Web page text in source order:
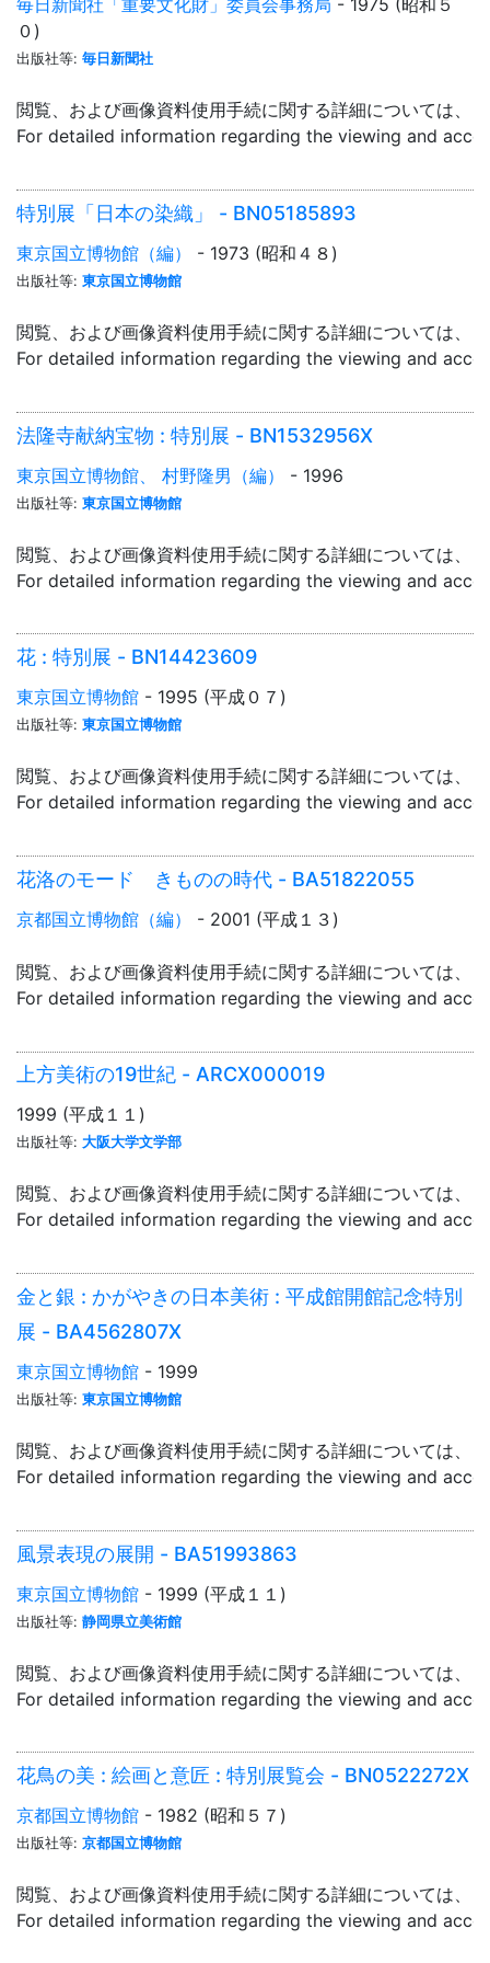
毎日新聞社「重要文化財」委員会事務局 - 1975 (昭和５
０)
出版社等: 毎日新聞社
閲覧、および画像資料使用手続に関する詳細については、「
For detailed information regarding the viewing and
特別展「日本の染織」 - BN05185893
東京国立博物館（編） - 1973 (昭和４８)
出版社等: 東京国立博物館
閲覧、および画像資料使用手続に関する詳細については、「
For detailed information regarding the viewing and
法隆寺献納宝物 : 特別展 - BN1532956X
東京国立博物館、 村野隆男（編） - 1996
出版社等: 東京国立博物館
閲覧、および画像資料使用手続に関する詳細については、「
For detailed information regarding the viewing and
花 : 特別展 - BN14423609
東京国立博物館 - 1995 (平成０７)
出版社等: 東京国立博物館
閲覧、および画像資料使用手続に関する詳細については、「
For detailed information regarding the viewing and
花洛のモード きものの時代 - BA51822055
京都国立博物館（編） - 2001 (平成１３)
閲覧、および画像資料使用手続に関する詳細については、「
For detailed information regarding the viewing and
上方美術の19世紀 - ARCX000019
1999 (平成１１)
出版社等: 大阪大学文学部
閲覧、および画像資料使用手続に関する詳細については、「
For detailed information regarding the viewing and
金と銀 : かがやきの日本美術 : 平成館開館記念特別
展 - BA4562807X
東京国立博物館 - 1999
出版社等: 東京国立博物館
閲覧、および画像資料使用手続に関する詳細については、「
For detailed information regarding the viewing and
風景表現の展開 - BA51993863
東京国立博物館 - 1999 (平成１１)
出版社等: 静岡県立美術館
閲覧、および画像資料使用手続に関する詳細については、「
For detailed information regarding the viewing and
花鳥の美 : 絵画と意匠 : 特別展覧会 - BN0522272X
京都国立博物館 - 1982 (昭和５７)
出版社等: 京都国立博物館
閲覧、および画像資料使用手続に関する詳細については、「
For detailed information regarding the viewing and